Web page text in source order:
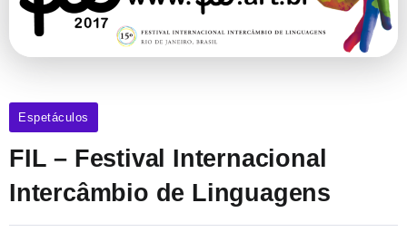
Espetáculos
FIL – Festival Internacional
Intercâmbio de Linguagens